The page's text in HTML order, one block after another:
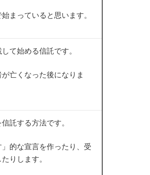
まっていると思います。
て始める信託です。
亡くなった後になりま
託する方法です。
的な宣言を作ったり、受
りします。